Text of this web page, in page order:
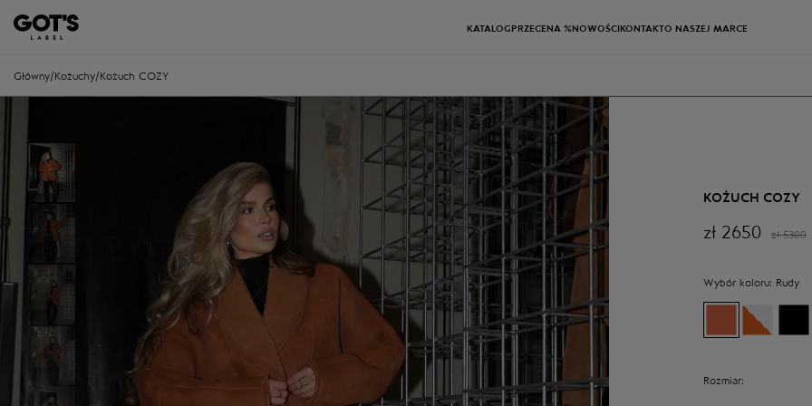
KATALOG PRZECENA %NOWOŚCIKONTAKTO NASZEJ MARCE
Główny/ Kożuchy/ Kożuch COZY
KOŻUCH COZY
zł 2650 zł 5300
Wybór koloru: Rudy
Rozmiar: